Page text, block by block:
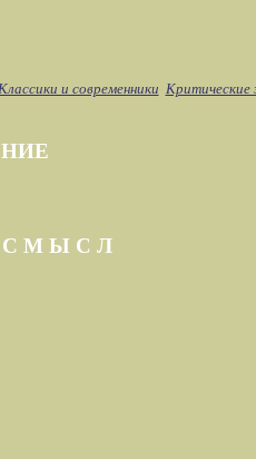
и современники Критические
М Ы С Л